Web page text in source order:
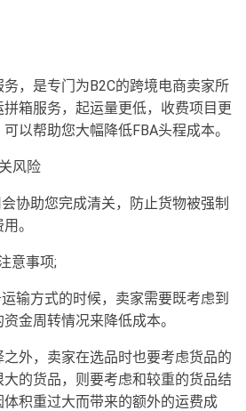
，是专门为B2C的跨境电商卖家所
箱服务，起运量更低，收费项目更
以帮助您大幅降低FBA头程成本。
风险
协助您完成清关，防止货物被强制
。
意事项;
输方式的时候，卖家需要既考虑到
金周转情况来降低成本。
外，卖家在选品时也要考虑货品的
的货品，则要考虑和较重的货品结
积重过大而带来的额外的运费成